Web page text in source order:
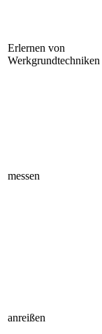
Erlernen von
Werkgrundtechniken
messen
anreißen